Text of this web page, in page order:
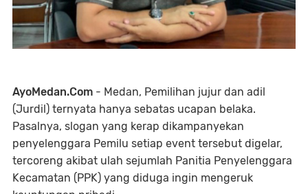
AyoMedan.Com - Medan, Pemilihan jujur dan adil
(Jurdil) ternyata hanya sebatas ucapan belaka.
Pasalnya, slogan yang kerap dikampanyekan
penyelenggara Pemilu setiap event tersebut digelar,
tercoreng akibat ulah sejumlah Panitia Penyelenggara
Kecamatan (PPK) yang diduga ingin mengeruk